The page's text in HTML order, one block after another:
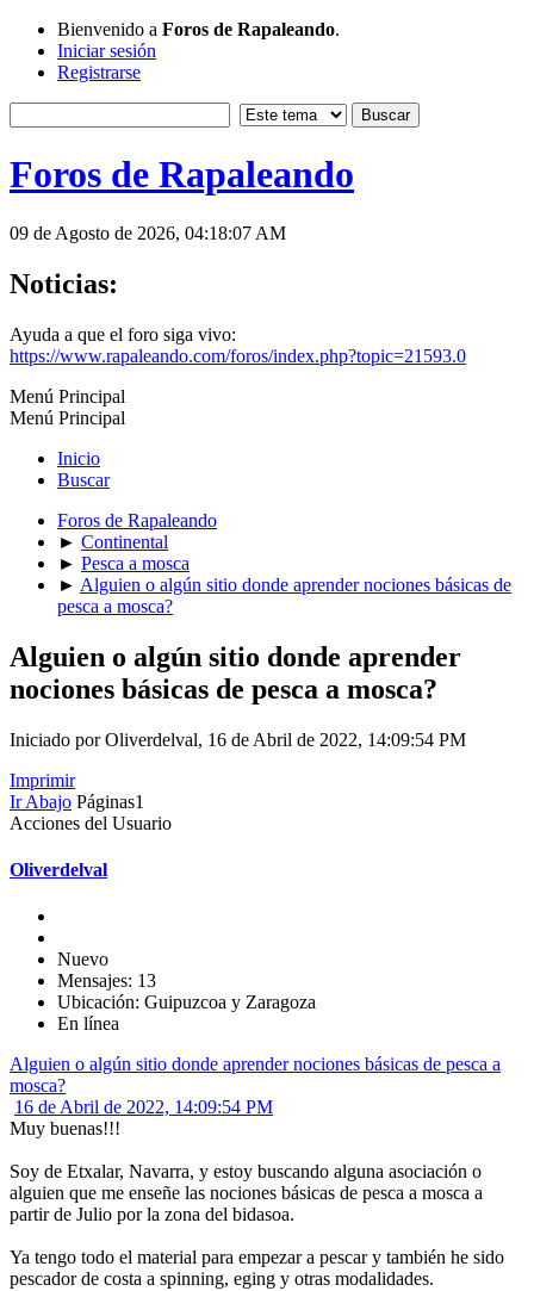
Bienvenido a Foros de Rapaleando.
Iniciar sesión
Registrarse
Foros de Rapaleando
09 de Agosto de 2026, 04:18:07 AM
Noticias:
Ayuda a que el foro siga vivo:
https://www.rapaleando.com/foros/index.php?topic=21593.0
Menú Principal
Menú Principal
Inicio
Buscar
Foros de Rapaleando
► Continental
► Pesca a mosca
► Alguien o algún sitio donde aprender nociones básicas de
pesca a mosca?
Alguien o algún sitio donde aprender
nociones básicas de pesca a mosca?
Iniciado por Oliverdelval, 16 de Abril de 2022, 14:09:54 PM
Imprimir
Ir Abajo Páginas1
Acciones del Usuario
Oliverdelval
Nuevo
Mensajes: 13
Ubicación: Guipuzcoa y Zaragoza
En línea
Alguien o algún sitio donde aprender nociones básicas de pesca a
mosca?
16 de Abril de 2022, 14:09:54 PM
Muy buenas!!!
Soy de Etxalar, Navarra, y estoy buscando alguna asociación o
alguien que me enseñe las nociones básicas de pesca a mosca a
partir de Julio por la zona del bidasoa.
Ya tengo todo el material para empezar a pescar y también he sido
pescador de costa a spinning, eging y otras modalidades.